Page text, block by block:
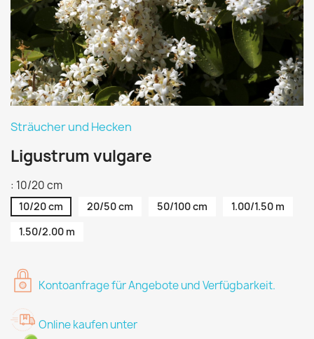
Sträucher und Hecken
Ligustrum vulgare
: 10/20 cm
10/20 cm 20/50 cm 50/100 cm
1.00/1.50 m
1.50/2.00 m
Kontoanfrage für Angebote und Verfügbarkeit.
Online kaufen unter